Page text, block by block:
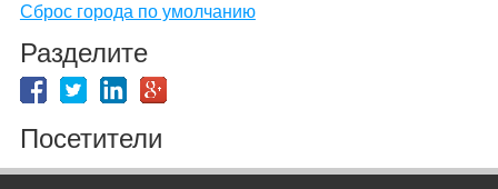
Сброс города по умолчанию
Разделите
Посетители